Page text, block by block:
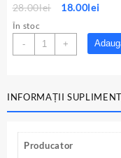
28.00lei
Prețul
a
18.00lei
este:
În stoc
-
Cantitate
Husa
A5/A8
2018
mat
+
INFORMAȚII
Producator